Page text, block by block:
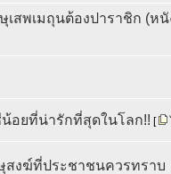
สพเมถุนต้องปาราชิก (ห
อยที่น่ารักที่สุดในโลก!! [
สงฆ์ที่ประชาชนควรทราบ